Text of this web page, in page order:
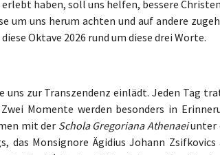
haben, soll uns helfen, bessere
um uns herum achten und auf andere
Oktave 2026 rund um diese drei Worte.
uns zur Transzendenz einlädt. Jeden Tag
Momente werden besonders in
mit der Schola Gregoriana Athenaeiunter
das Monsignore Ägidius Johann Zsifkovics